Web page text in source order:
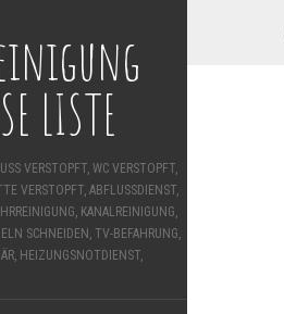
LISTE
VERSTOPFT, WC VERSTOPFT,
VERSTOPFT, ABFLUSSDIENST,
KANALREINIGUNG,
SCHNEIDEN, TV-BEFAHRUNG,
HEIZUNGSNOTDIENST,